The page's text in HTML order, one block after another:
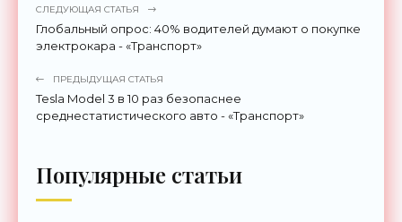
СЛЕДУЮЩАЯ СТАТЬЯ
Глобальный опрос: 40% водителей думают о покупке
электрокара - «Транспорт»
ПРЕДЫДУЩАЯ СТАТЬЯ
Tesla Model 3 в 10 раз безопаснее
среднестатистического авто - «Транспорт»
Популярные статьи